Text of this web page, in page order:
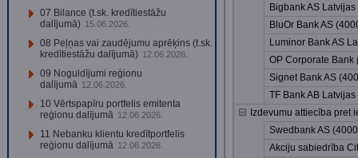
07 Bilance (t.sk. kredītiestāžu
dalījumā) 15.06.2026.
08 Peļņas vai zaudējumu aprēķins (t.sk.
kredītiestāžu dalījumā) 12.06.2026.
09 Noguldījumi reģionu
dalījumā 12.06.2026.
10 Vērtspapīru portfelis emitenta
reģionu dalījumā 12.06.2026.
11 Nebanku klientu kredītportfelis
reģionu dalījumā 12.06.2026.
Bigbank AS
BluOr Bank AS
Luminor Bank AS
OP Corporate
Signet Bank AS
TF Bank AB
Izdevumu attiecība pret
Swedbank AS
Akciju sabiedrība